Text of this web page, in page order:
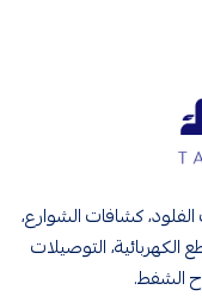
الفلود، كشافات الشوارع،
الكهربائية، التوصيلات
الشفط.